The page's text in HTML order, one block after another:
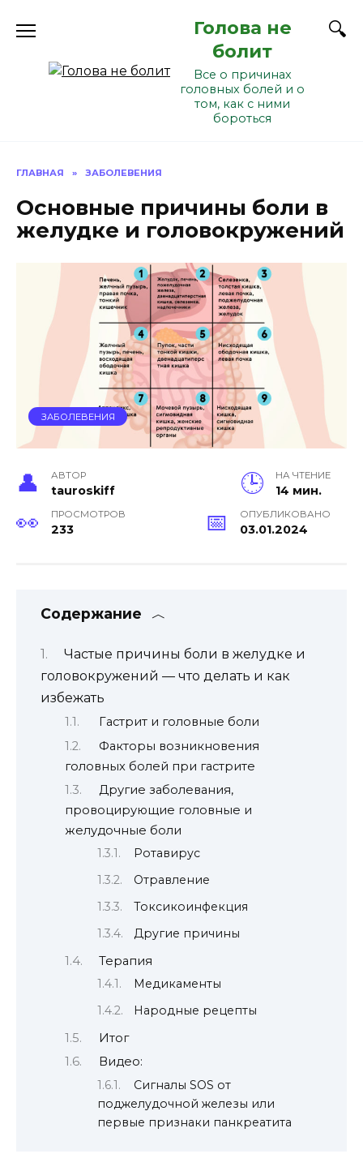
Голова не
болит
Все о причинах
головных болей и о
том, как с ними
бороться
ГЛАВНАЯ » ЗАБОЛЕВЕНИЯ
Основные причины боли в
желудке и головокружений
ЗАБОЛЕВЕНИЯ
АВТОР
tauroskiff
НА ЧТЕНИЕ
14 мин.
ПРОСМОТРОВ
233
ОПУБЛИКОВАНО
03.01.2024
Содержание
Частые причины боли в желудке и
головокружений — что делать и как
избежать
Гастрит и головные боли
Факторы возникновения
головных болей при гастрите
Другие заболевания,
провоцирующие головные и
желудочные боли
Ротавирус
Отравление
Токсикоинфекция
Другие причины
Терапия
Медикаменты
Народные рецепты
Итог
Видео:
Сигналы SOS от
поджелудочной железы или
первые признаки панкреатита